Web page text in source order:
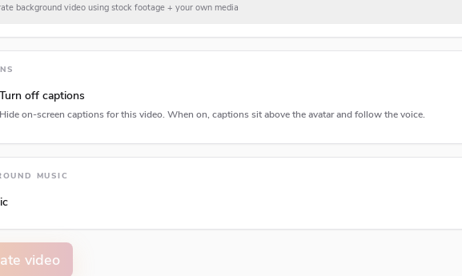
background video using stock footage + your own media
Turn off captions
Hide on-screen captions for this video. When on, captions sit above the avatar and follow the voice.
type
MUSIC
video